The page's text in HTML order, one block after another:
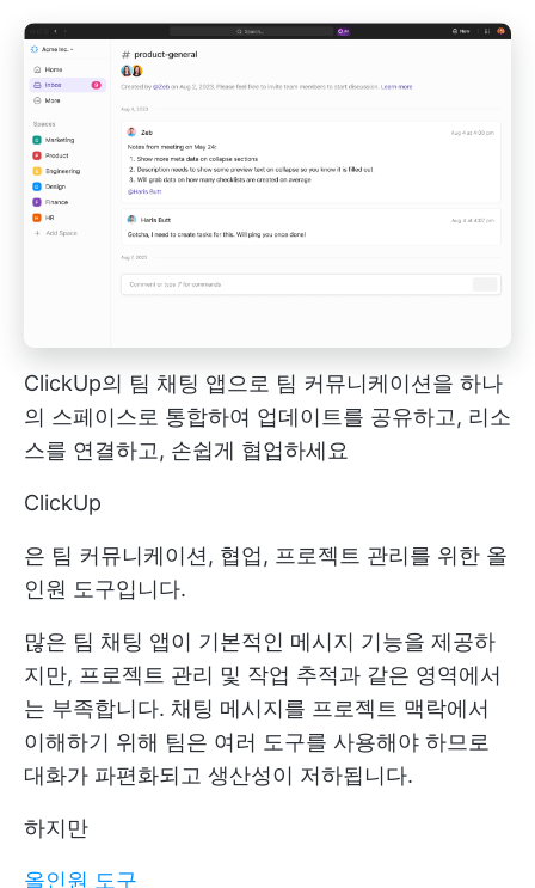
ClickUp의 팀 채팅 앱으로 팀 커뮤니케이션을 하나
의 스페이스로 통합하여 업데이트를 공유하고, 리소
스를 연결하고, 손쉽게 협업하세요
ClickUp
은 팀 커뮤니케이션, 협업, 프로젝트 관리를 위한 올
인원 도구입니다.
많은 팀 채팅 앱이 기본적인 메시지 기능을 제공하
지만, 프로젝트 관리 및 작업 추적과 같은 영역에서
는 부족합니다. 채팅 메시지를 프로젝트 맥락에서
이해하기 위해 팀은 여러 도구를 사용해야 하므로
대화가 파편화되고 생산성이 저하됩니다.
하지만
올인원 도구